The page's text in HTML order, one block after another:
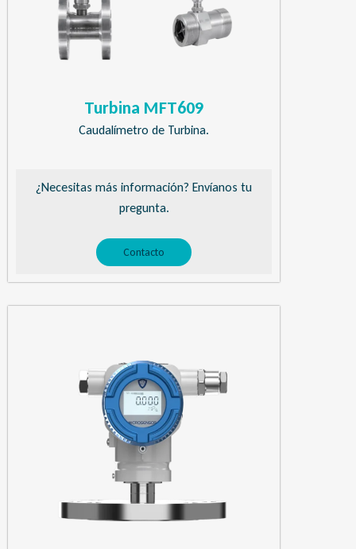
Turbina MFT609
Caudalímetro de Turbina.
¿Necesitas más información? Envíanos tu
pregunta.
Contacto